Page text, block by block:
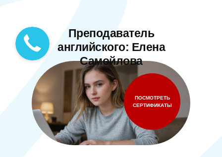
ПОСМОТРЕТЬ
СЕРТИФИКАТЫ
Преподаватель
английского: Елена
Самойлова